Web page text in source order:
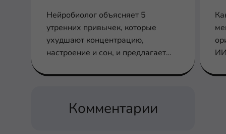
Нейробиолог объясняет 5
утренних привычек, которые
ухудшают концентрацию,
настроение и сон, и предлагает
альтернативы.
Комментарии